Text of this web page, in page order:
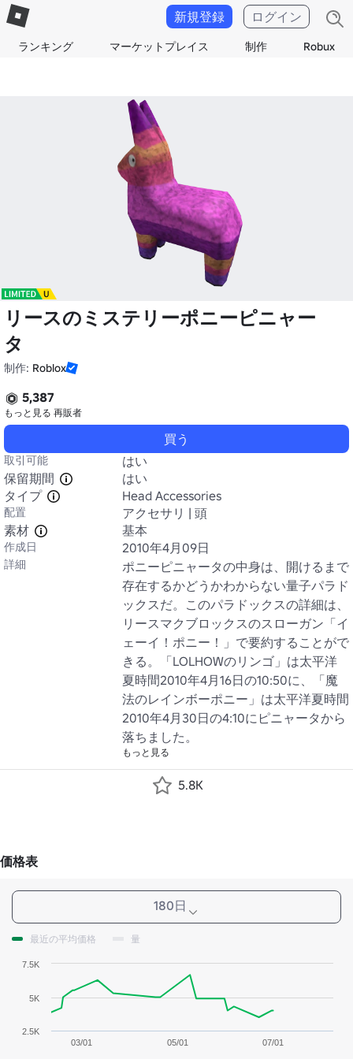
ランキング マーケットプレイス 制作 Robux
新規登録 ログイン
リースのミステリーポニーピニャー
タ
制作: Roblox
5,387
もっと見る 再販者
買う
取引可能
はい
保留期間
はい
タイプ
Head Accessories
配置
アクセサリ | 頭
素材
基本
作成日 2010年4月09日
詳細
ポニーピニャータの中身は、開けるまで
存在するかどうかわからない量子パラド
ックスだ。このパラドックスの詳細は、
リースマクブロックスのスローガン「イ
ェーイ！ポニー！」で要約することがで
きる。「LOLHOWのリンゴ」は太平洋
夏時間2010年4月16日の10:50に、「魔
法のレインボーポニー」は太平洋夏時間
2010年4月30日の4:10にピニャータから
落ちました。
もっと見る
5.8K
価格表
180日
最近の平均価格 量
03/01 05/01 07/01
2.5K
5K
7.5K